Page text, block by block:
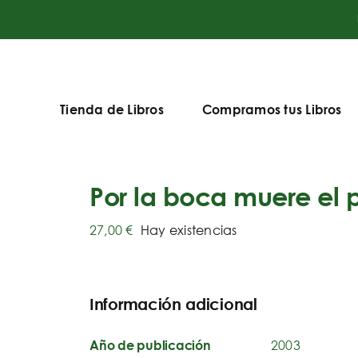
Tienda de Libros Compramos tus Libros
Por la boca muere el
27,00€ Hay existencias
Información adicional
Año de publicación 2003